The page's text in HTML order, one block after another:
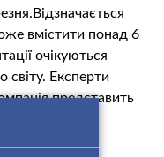
вмістити понад 6
очікуються
світу. Експерти
представить
macOS, iOS,